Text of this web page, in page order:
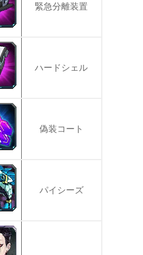
緊急分離装置
ハードシェル
偽装コート
パイシーズ